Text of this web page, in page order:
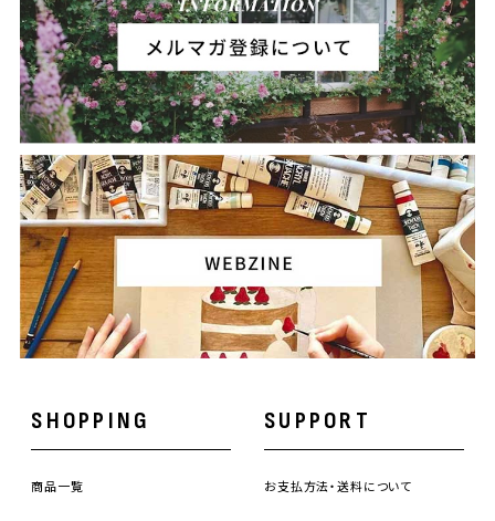
SHOPPING
商品一覧
SUPPORT
お支払方法・送料について